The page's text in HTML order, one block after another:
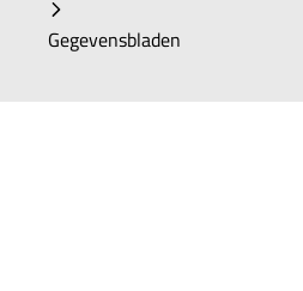
Gegevensbladen